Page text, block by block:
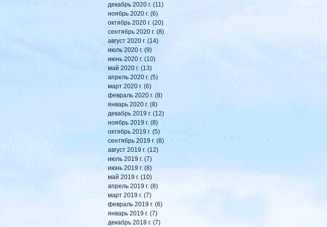
декабрь 2020 г. (11)
ноябрь 2020 г. (6)
октябрь 2020 г. (20)
сентябрь 2020 г. (8)
август 2020 г. (14)
июль 2020 г. (9)
июнь 2020 г. (10)
май 2020 г. (13)
апрель 2020 г. (5)
март 2020 г. (6)
февраль 2020 г. (8)
январь 2020 г. (8)
декабрь 2019 г. (12)
ноябрь 2019 г. (8)
октябрь 2019 г. (5) 5 постов
сентябрь 2019 г. (8) 8 постов
август 2019 г. (12)
июль 2019 г. (7)
июнь 2019 г. (8)
май 2019 г. (10)
апрель 2019 г. (8)
март 2019 г. (7)
февраль 2019 г. (6)
январь 2019 г. (7)
декабрь 2018 г. (7)